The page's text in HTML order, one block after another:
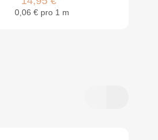
0,06 € pro 1 m